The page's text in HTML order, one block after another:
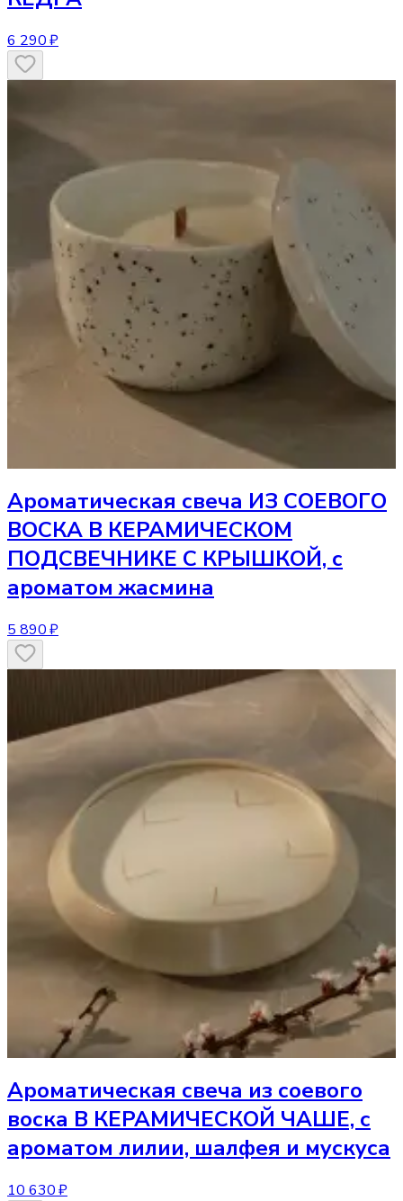
6 290 ₽
Ароматическая свеча ИЗ СОЕВОГО
ВОСКА В КЕРАМИЧЕСКОМ
ПОДСВЕЧНИКЕ С КРЫШКОЙ, с
ароматом жасмина
5 890 ₽
Ароматическая свеча из соевого
воска В КЕРАМИЧЕСКОЙ ЧАШЕ, с
ароматом лилии, шалфея и мускуса
10 630 ₽